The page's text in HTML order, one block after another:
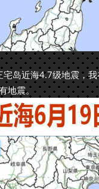
岛近海4.7级地震，
地震。